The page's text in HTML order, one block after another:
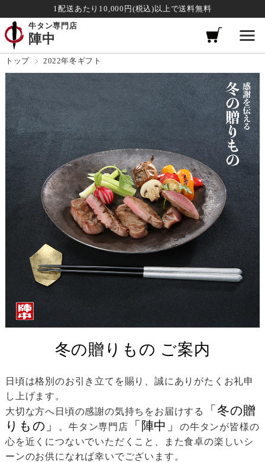
1配送あたり10,000円(税込)以上で送料無料
牛タン専門店
陣中
トップ 2022年冬ギフト
冬の贈りもの ご案内
日頃は格別のお引き立てを賜り、誠にありがたくお礼申
し上げます。
大切な方へ日頃の感謝の気持ちをお届けする
「冬の贈
りもの」
。牛タン専門店 「陣中」
の牛タンが皆様の
心を近くにつないでいただくこと、また食卓の楽しいシ
ーンのお供になれば幸いでございます。